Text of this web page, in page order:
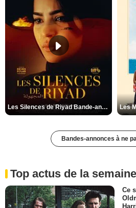
Les Silences de Riyad Bande-annonce VO STFR
Bandes-annonces à ne
Top actus de la semaine
Ce